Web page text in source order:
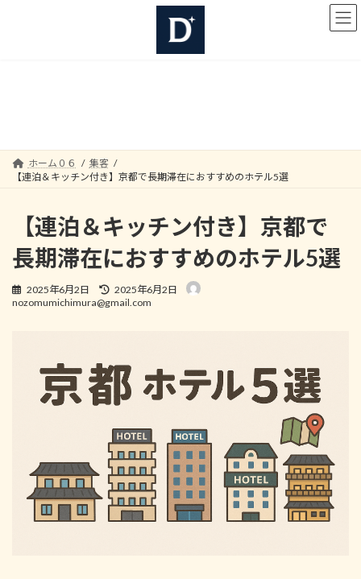
プ
動
ホーム０６
集客
【連泊＆キッチン付き】京都で長期滞在におすすめのホテル5選
【連泊＆キッチン付き】京都で
長期滞在におすすめのホテル5選
2025年6月2日
最
終
:
2025年6月2日
nozomumichimura@gmail.com